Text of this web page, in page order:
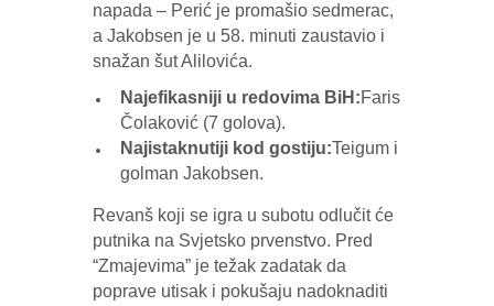
napada – Perić je promašio sedmerac,
a Jakobsen je u 58. minuti zaustavio i
snažan šut Alilovića.
Najefikasniji u redovima BiH:Faris
Čolaković (7 golova).
Najistaknutiji kod gostiju:Teigum i
golman Jakobsen.
Revanš koji se igra u subotu odlučit će
putnika na Svjetsko prvenstvo. Pred
“Zmajevima” je težak zadatak da
poprave utisak i pokušaju nadoknaditi